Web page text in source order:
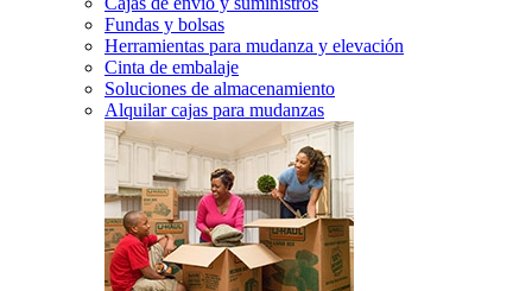
Fundas y bolsas
Herramientas para mudanza y elevación
Cinta de embalaje
Soluciones de almacenamiento
Alquilar cajas para mudanzas